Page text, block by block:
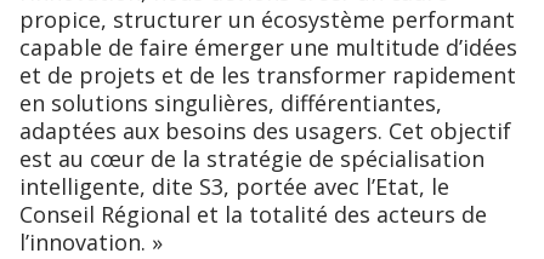
propice, structurer un écosystème performant
capable de faire émerger une multitude d’idées
et de projets et de les transformer rapidement
en solutions singulières, différentiantes,
adaptées aux besoins des usagers. Cet objectif
est au cœur de la stratégie de spécialisation
intelligente, dite S3, portée avec l’Etat, le
Conseil Régional et la totalité des acteurs de
l’innovation. »